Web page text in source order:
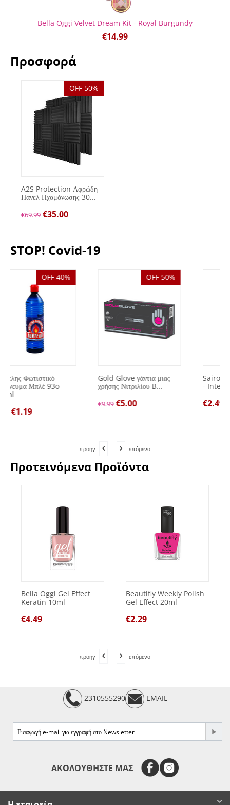
Bella Oggi Velvet Dream Kit - Royal Burgundy
€14.99
Προσφορά
OFF 50%
A2S Protection Αφρώδη
Πάνελ Ηχομόνωσης 30...
€69.99 €35.00
STOP! Covid-19
Gold Glove γάντια μιας
χρήσης Νιτριλίου B...
Sairo Υγρό σαπούνι χεριών
- Intense 500ml
€
προηγ επόμενο
Προτεινόμενα Προϊόντα
Bella Oggi Gel Effect
Keratin 10ml
€4.49
Beautifly Weekly Polish
Gel Effect 20ml
€2.29
προηγ επόμενο
2310555290 EMAIL
ΑΚΟΛΟΥΘΗΣΤΕ ΜΑΣ